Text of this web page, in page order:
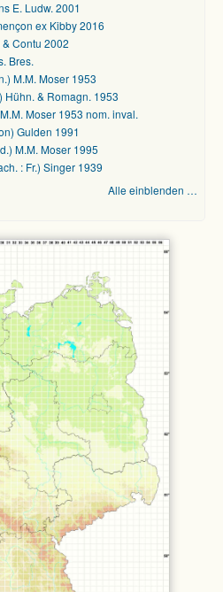
E. Ludw. 2001
ex Kibby 2016
Contu 2002
Bres.
M.M. Moser 1953
Hühn. & Romagn. 1953
Moser 1953 nom. inval.
Gulden 1991
M.M. Moser 1995
: Fr.) Singer 1939
Alle einblenden …